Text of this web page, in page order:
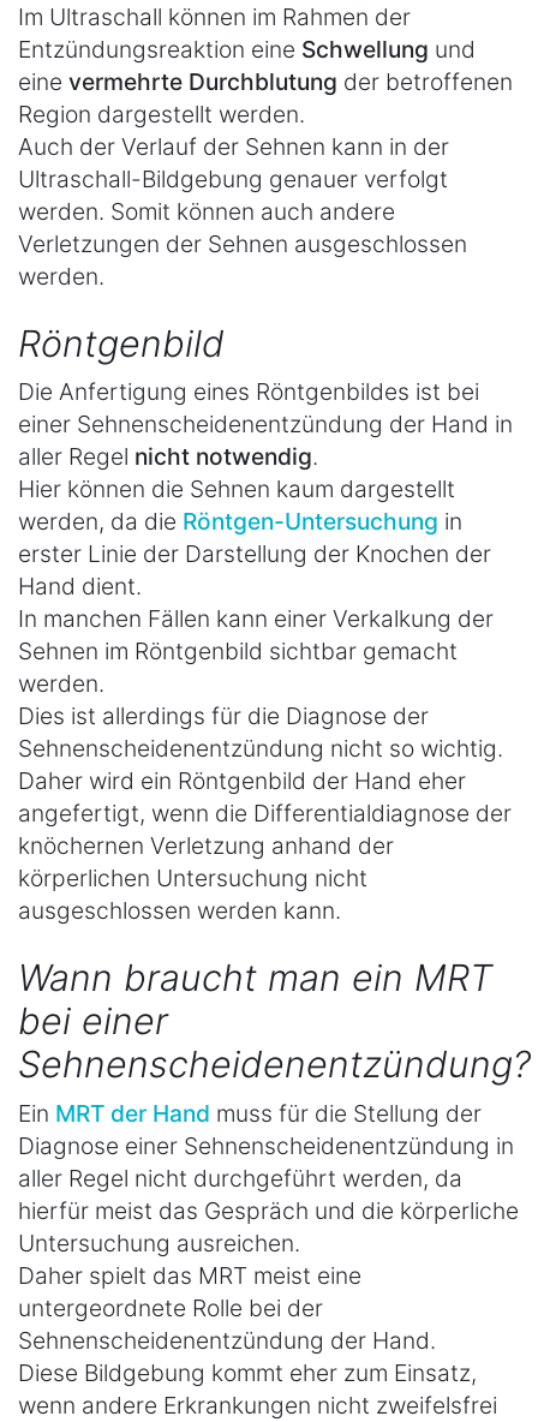
Im Ultraschall können im Rahmen der
Entzündungsreaktion eine Schwellung und
eine vermehrte Durchblutung der betroffenen
Region dargestellt werden.
Auch der Verlauf der Sehnen kann in der
Ultraschall-Bildgebung genauer verfolgt
werden. Somit können auch andere
Verletzungen der Sehnen ausgeschlossen
werden.
Röntgenbild
Die Anfertigung eines Röntgenbildes ist bei
einer Sehnenscheidenentzündung der Hand in
aller Regel nicht notwendig.
Hier können die Sehnen kaum dargestellt
werden, da die Röntgen-Untersuchung in
erster Linie der Darstellung der Knochen der
Hand dient.
In manchen Fällen kann einer Verkalkung der
Sehnen im Röntgenbild sichtbar gemacht
werden.
Dies ist allerdings für die Diagnose der
Sehnenscheidenentzündung nicht so wichtig.
Daher wird ein Röntgenbild der Hand eher
angefertigt, wenn die Differentialdiagnose der
knöchernen Verletzung anhand der
körperlichen Untersuchung nicht
ausgeschlossen werden kann.
Wann braucht man ein MRT
bei einer
Sehnenscheidenentzündung?
Ein MRT der Hand muss für die Stellung der
Diagnose einer Sehnenscheidenentzündung in
aller Regel nicht durchgeführt werden, da
hierfür meist das Gespräch und die körperliche
Untersuchung ausreichen.
Daher spielt das MRT meist eine
untergeordnete Rolle bei der
Sehnenscheidenentzündung der Hand.
Diese Bildgebung kommt eher zum Einsatz,
wenn andere Erkrankungen nicht zweifelsfrei